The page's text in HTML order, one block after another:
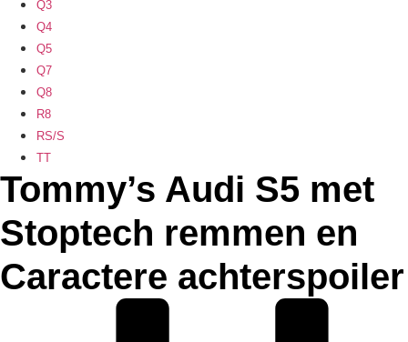
Q3
Q4
Q5
Q7
Q8
R8
RS/S
TT
Tommy’s Audi S5 met
Stoptech remmen en
Caractere achterspoiler